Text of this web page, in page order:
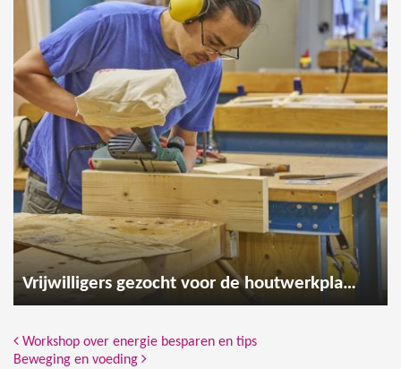
Vrijwilligers gezocht voor de houtwerkplaats
Bericht Navigatie
Workshop over energie besparen en tips
Beweging en voeding